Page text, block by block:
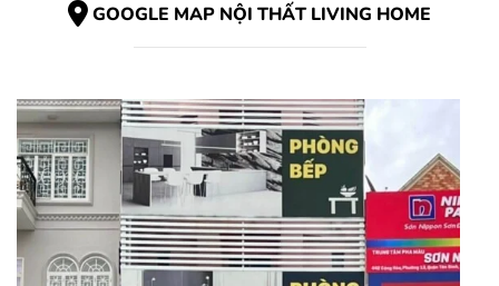
GOOGLE MAP NỘI THẤT LIVING HOME